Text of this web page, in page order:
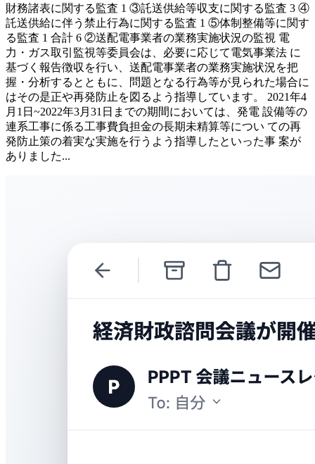
財務諸表に関する監査 1 ③託送供給等収支に関する監査 3 ④
託送供給に伴う禁止行為に関する監査 1 ⑤体制整備等に関す
る監査 1 合計 6 ②送配電事業者の業務実施状況の監視 電
力・ガス取引監視等委員会は、必要に応じて電気事業法 に
基づく報告徴収を行い、送配電事業者の業務実施状況を把
握・分析するとともに、問題となる行為等が見られた場合に
はその是正や再発防止を図るよう指導しています。 2021年4
月1日~2022年3月31日までの期間においては、発電 設備等の
連系工事に係る工事費負担金の長期未精算等につい ての再
発防止策の着実な実施を行うよう指導したといった事 案が
ありました...